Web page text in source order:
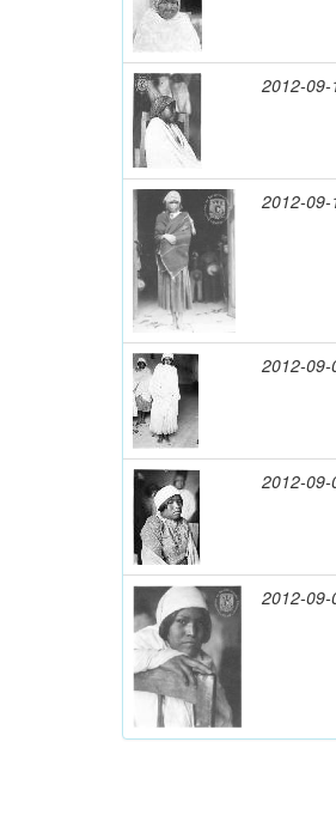
2012-09-
2012-09-
2012-09-
2012-09-
2012-09-